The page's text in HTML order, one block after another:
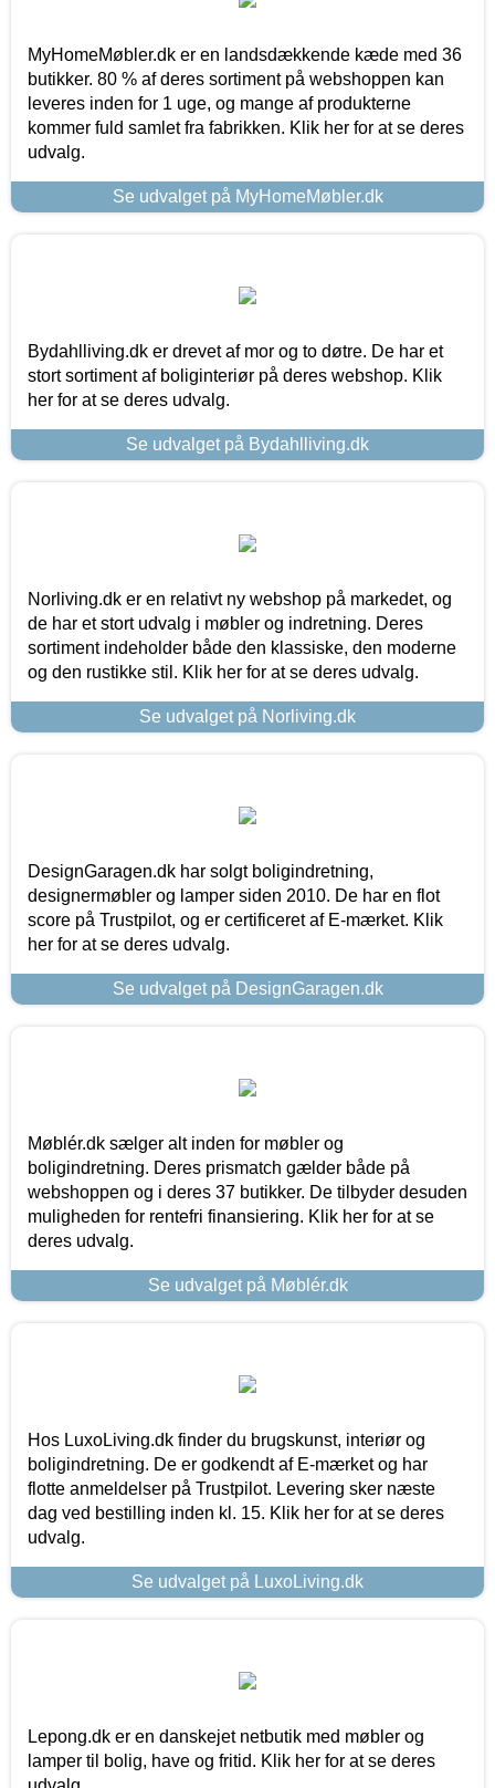
MyHomeMøbler.dk er en landsdækkende kæde med 36
butikker. 80 % af deres sortiment på webshoppen kan
leveres inden for 1 uge, og mange af produkterne
kommer fuld samlet fra fabrikken. Klik her for at se deres
udvalg.
Se udvalget på MyHomeMøbler.dk
Bydahlliving.dk er drevet af mor og to døtre. De har et
stort sortiment af boliginteriør på deres webshop. Klik
her for at se deres udvalg.
Se udvalget på Bydahlliving.dk
Norliving.dk er en relativt ny webshop på markedet, og
de har et stort udvalg i møbler og indretning. Deres
sortiment indeholder både den klassiske, den moderne
og den rustikke stil. Klik her for at se deres udvalg.
Se udvalget på Norliving.dk
DesignGaragen.dk har solgt boligindretning,
designermøbler og lamper siden 2010. De har en flot
score på Trustpilot, og er certificeret af E-mærket. Klik
her for at se deres udvalg.
Se udvalget på DesignGaragen.dk
Møblér.dk sælger alt inden for møbler og
boligindretning. Deres prismatch gælder både på
webshoppen og i deres 37 butikker. De tilbyder desuden
muligheden for rentefri finansiering. Klik her for at se
deres udvalg.
Se udvalget på Møblér.dk
Hos LuxoLiving.dk finder du brugskunst, interiør og
boligindretning. De er godkendt af E-mærket og har
flotte anmeldelser på Trustpilot. Levering sker næste
dag ved bestilling inden kl. 15. Klik her for at se deres
udvalg.
Se udvalget på LuxoLiving.dk
Lepong.dk er en danskejet netbutik med møbler og
lamper til bolig, have og fritid. Klik her for at se deres